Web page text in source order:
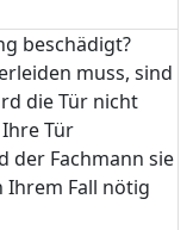
beschädigt?
muss, sind
die Tür nicht
Tür
der Fachmann sie
Ihrem Fall nötig